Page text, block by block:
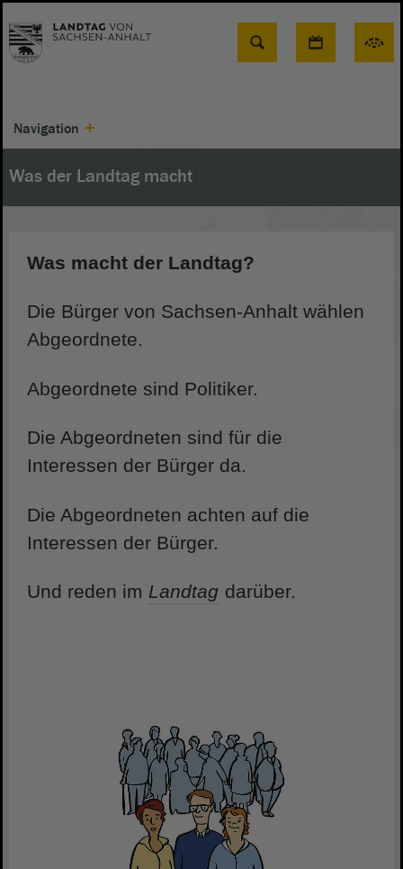
Suche
Navigation
Was der Landtag macht
Was macht der Landtag?
Die Bürger von Sachsen-Anhalt wählen
Abgeordnete.
Abgeordnete sind Politiker.
Die Abgeordneten sind für die
Interessen der Bürger da.
Die Abgeordneten achten auf die
Interessen der Bürger.
Und reden im Landtag darüber.